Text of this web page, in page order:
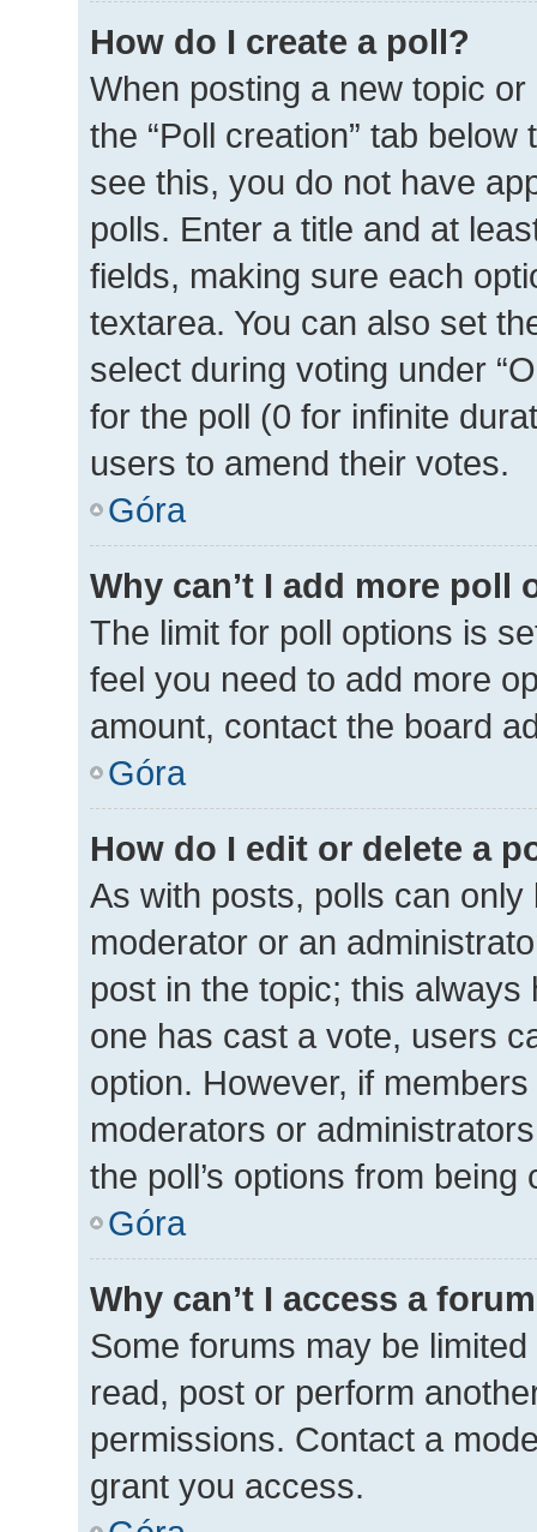
How do I create a poll?
When posting a new topic
the “Poll creation” tab
see this, you do not have
polls. Enter a title and at
fields, making sure each
textarea. You can also set
select during voting under
for the poll (0 for infinite
users to amend their votes.
Góra
Why can’t I add more poll
The limit for poll options is
feel you need to add more
amount, contact the board
Góra
How do I edit or delete a
As with posts, polls can
moderator or an
post in the topic; this
one has cast a vote, users
option. However, if
moderators or
the poll’s options from
Góra
Why can’t I access a
Some forums may be
read, post or perform
permissions. Contact a
grant you access.